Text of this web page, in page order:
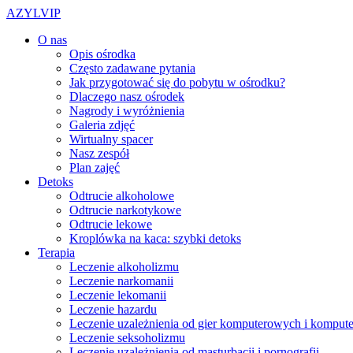
AZYLVIP
O nas
Opis ośrodka
Często zadawane pytania
Jak przygotować się do pobytu w ośrodku?
Dlaczego nasz ośrodek
Nagrody i wyróżnienia
Galeria zdjęć
Wirtualny spacer
Nasz zespół
Plan zajęć
Detoks
Odtrucie alkoholowe
Odtrucie narkotykowe
Odtrucie lekowe
Kroplówka na kaca: szybki detoks
Terapia
Leczenie alkoholizmu
Leczenie narkomanii
Leczenie lekomanii
Leczenie hazardu
Leczenie uzależnienia od gier komputerowych i
Leczenie seksoholizmu